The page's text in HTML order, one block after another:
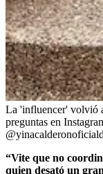
La 'influencer' volvió
preguntas en
“Vite que no
quien desató un